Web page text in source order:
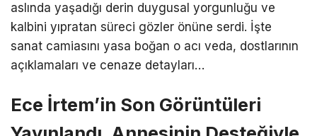
aslında yaşadığı derin duygusal yorgunluğu ve
kalbini yıpratan süreci gözler önüne serdi. İşte
sanat camiasını yasa boğan o acı veda, dostlarının
açıklamaları ve cenaze detayları…
Ece İrtem’in Son Görüntüleri